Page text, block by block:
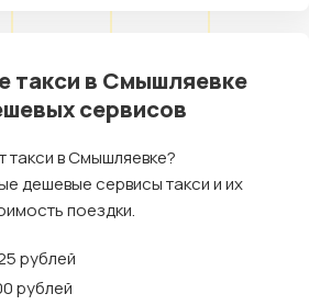
такси в Смышляевке
сервисов
такси в Смышляевке?
дешевые сервисы такси и их
поездки.
рублей
рублей